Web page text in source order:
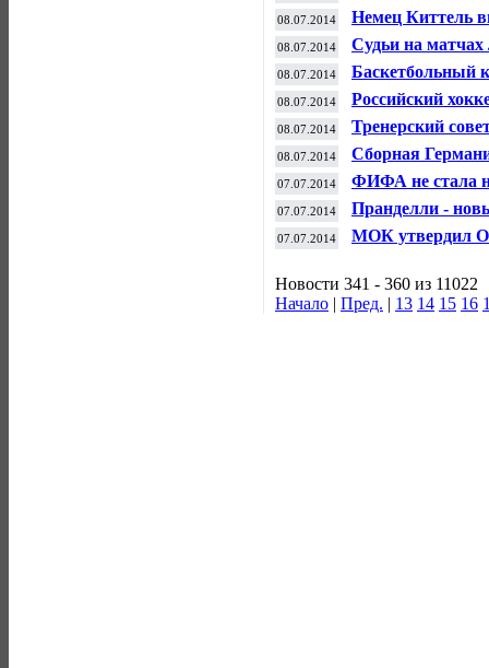
08.07.2014
Немец Киттель
Кристофф -
08.07.2014
Судьи на
использовать
08.07.2014
Баскетбольный
форвардом
08.07.2014
Российский
с клубом НХЛ
08.07.2014
Тренерский
тренером
08.07.2014
Сборная
полуфинале ЧМ-
07.07.2014
ФИФА не стала
Хуана Суньигу
07.07.2014 Пранделли -
07.07.2014
МОК утвердил
Новости 341 - 360 из 11022
Начало | Пред. | 13 14 15 16